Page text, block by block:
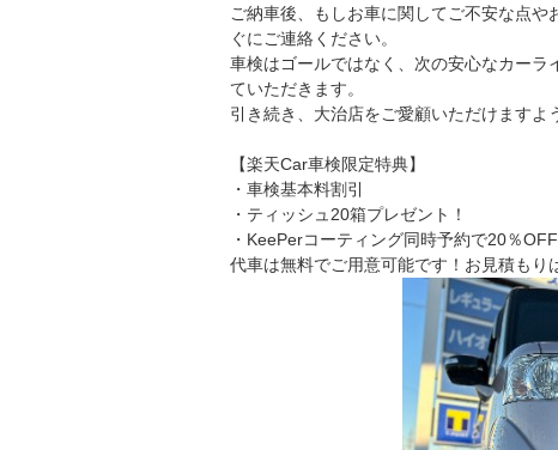
ご納車後、もしお車に関してご不安な点
ぐにご連絡ください。
車検はゴールではなく、次の安心なカー
ていただきます。
引き続き、大治店をご愛顧いただけますよ
【楽天Car車検限定特典】
・車検基本料割引
・ティッシュ20箱プレゼント！
・KeePerコーティング同時予約で20％
代車は無料でご用意可能です！お見積もり